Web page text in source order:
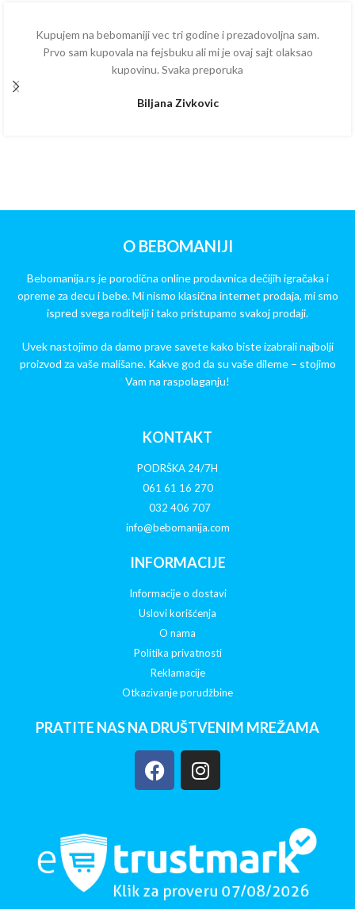
Kupujem na bebomaniji vec tri godine i prezadovoljna sam.
Prvo sam kupovala na fejsbuku ali mi je ovaj sajt olaksao
kupovinu. Svaka preporuka
Biljana Zivkovic
O BEBOMANIJI
Bebomanija.rs je porodična online prodavnica dečijih igračaka i
opreme za decu i bebe. Mi nismo klasična internet prodaja, mi smo
ispred svega roditelji i tako pristupamo svakoj prodaji.
Uvek nastojimo da damo prave savete kako biste izabrali najbolji
proizvod za vaše mališane. Kakve god da su vaše dileme – stojimo
Vam na raspolaganju!
KONTAKT
PODRŠKA 24/7H
061 61 16 270
032 406 707
info@bebomanija.com
INFORMACIJE
Informacije o dostavi
Uslovi korišćenja
O nama
Politika privatnosti
Reklamacije
Otkazivanje porudžbine
PRATITE NAS NA DRUŠTVENIM MREŽAMA